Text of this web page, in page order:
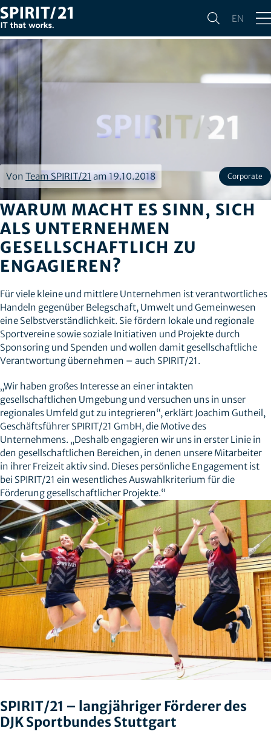
EN
Von Team SPIRIT/21 am 19.10.2018 Corporate
WARUM MACHT ES SINN, SICH
ALS UNTERNEHMEN
GESELLSCHAFTLICH ZU
ENGAGIEREN?
Für viele kleine und mittlere Unternehmen ist verantwortliches
Handeln gegenüber Belegschaft, Umwelt und Gemeinwesen
eine Selbstverständlichkeit. Sie fördern lokale und regionale
Sportvereine sowie soziale Initiativen und Projekte durch
Sponsoring und Spenden und wollen damit gesellschaftliche
Verantwortung übernehmen – auch SPIRIT/21.
„Wir haben großes Interesse an einer intakten
gesellschaftlichen Umgebung und versuchen uns in unser
regionales Umfeld gut zu integrieren“, erklärt Joachim Gutheil,
Geschäftsführer SPIRIT/21 GmbH, die Motive des
Unternehmens. „Deshalb engagieren wir uns in erster Linie in
den gesellschaftlichen Bereichen, in denen unsere Mitarbeiter
in ihrer Freizeit aktiv sind. Dieses persönliche Engagement ist
bei SPIRIT/21 ein wesentliches Auswahlkriterium für die
Förderung gesellschaftlicher Projekte.“
SPIRIT/21 – langjähriger Förderer des
DJK Sportbundes Stuttgart